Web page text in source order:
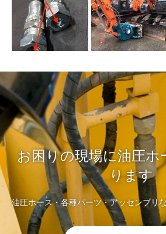
お困りの現場に油圧ホ
ります
油圧ホース・各種パーツ・アッセンブリ